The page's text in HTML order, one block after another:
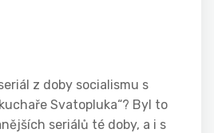
z doby socialismu s
Svatopluka“? Byl to
seriálů té doby, a i s